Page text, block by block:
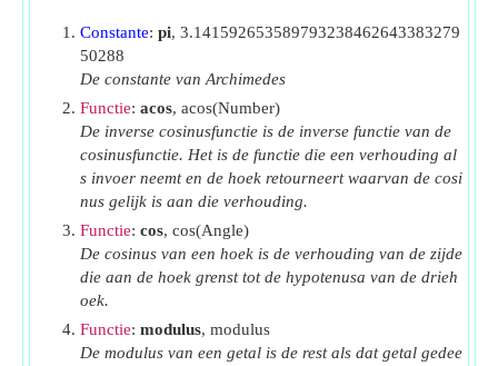
Pinf Actieve kracht van oneindige bus
P Verliesloze stroom geleverd
Pmax Maximale kracht (Watt)
Psyn Synchrone kracht (Watt)
R Weerstand (Ohm)
S Complexe kracht (Volt Ampère)
t Tijd van hoekverplaatsing (Seconde)
T Tijdconstante (Seconde)
tc Opruimtijd (Seconde)
Constante: pi, 3.141592653589793238462643383279
50288
De constante van Archimedes
Functie: acos, acos(Number)
De inverse cosinusfunctie is de inverse functie van de
cosinusfunctie. Het is de functie die een verhouding al
s invoer neemt en de hoek retourneert waarvan de cosi
nus gelijk is aan die verhouding.
Functie: cos, cos(Angle)
De cosinus van een hoek is de verhouding van de zijde
die aan de hoek grenst tot de hypotenusa van de drieh
oek.
Functie: modulus, modulus
De modulus van een getal is de rest als dat getal gedee